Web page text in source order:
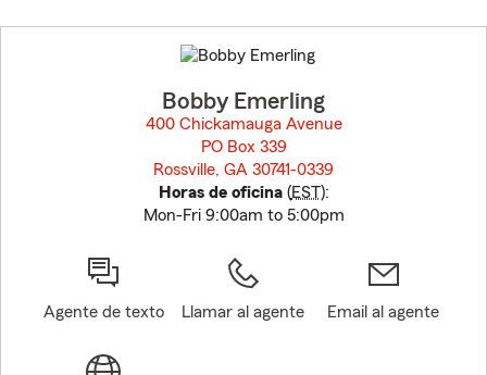
to
before
Bobby Emerling
400 Chickamauga Avenue
PO Box 339
Rossville, GA 30741-0339
Horas de oficina(EST):
Mon-Fri 9:00am to 5:00pm
Agente de texto Llamar al agente Email al agente